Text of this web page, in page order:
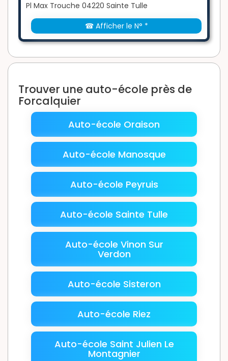
Pl Max Trouche 04220 Sainte Tulle
☎ Afficher le N° *
Trouver une auto-école près de
Forcalquier
Auto-école Oraison
Auto-école Manosque
Auto-école Peyruis
Auto-école Sainte Tulle
Auto-école Vinon Sur
Verdon
Auto-école Sisteron
Auto-école Riez
Auto-école Saint Julien Le
Montagnier